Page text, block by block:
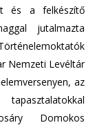
és a felkészítő
jutalmazta
Nemzeti Levéltár
az
Domokos